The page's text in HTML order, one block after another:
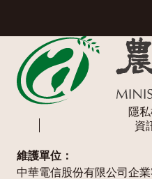
隱
資
維護單位：
中華電信股份有限公司企